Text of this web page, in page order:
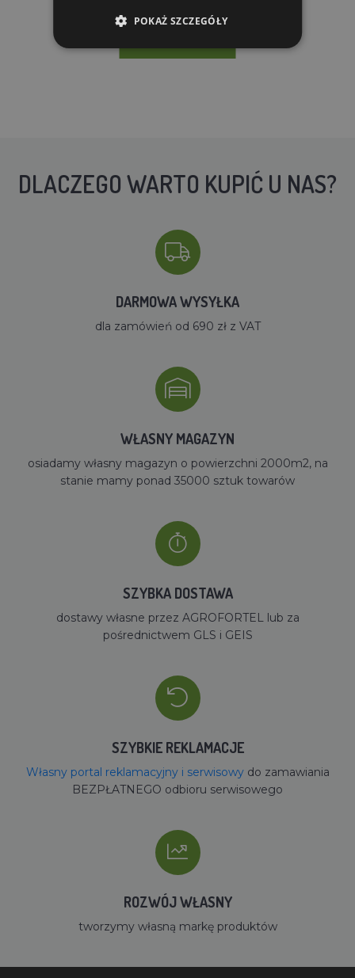
DLACZEGO WARTO KUPIĆ U NAS?
DARMOWA WYSYŁKA
dla zamówień od 690 zł z VAT
WŁASNY MAGAZYN
osiadamy własny magazyn o powierzchni 2000m2, na
stanie mamy ponad 35000 sztuk towarów
SZYBKA DOSTAWA
dostawy własne przez AGROFORTEL lub za
pośrednictwem GLS i GEIS
SZYBKIE REKLAMACJE
Własny portal reklamacyjny i serwisowydo zamawiania
BEZPŁATNEGO odbioru serwisowego
ROZWÓJ WŁASNY
tworzymy własną markę produktów
POKAŻ SZCZEGÓŁY